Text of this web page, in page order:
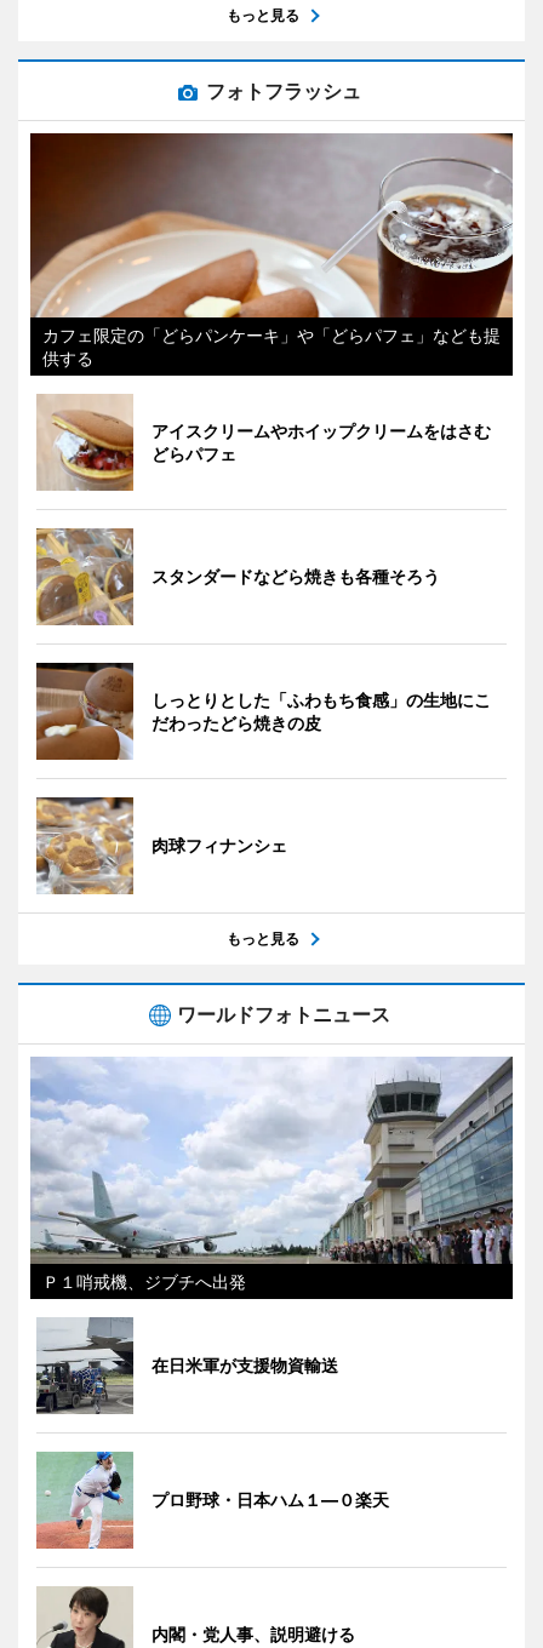
もっと見る
フォトフラッシュ
カフェ限定の「どらパンケーキ」や「どらパフェ」なども提
供する
アイスクリームやホイップクリームをはさむ
どらパフェ
スタンダードなどら焼きも各種そろう
しっとりとした「ふわもち食感」の生地にこ
だわったどら焼きの皮
肉球フィナンシェ
もっと見る
ワールドフォトニュース
Ｐ１哨戒機、ジブチへ出発
在日米軍が支援物資輸送
プロ野球・日本ハム１―０楽天
内閣・党人事、説明避ける